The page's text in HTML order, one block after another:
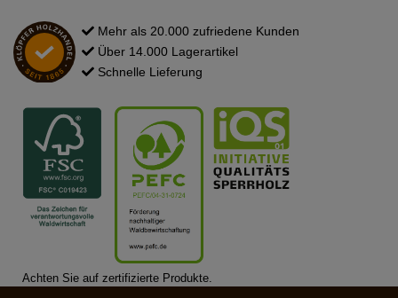
Mehr als 20.000 zufriedene Kunden
Über 14.000 Lagerartikel
Schnelle Lieferung
Achten Sie auf zertifizierte Produkte.